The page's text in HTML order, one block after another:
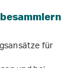
für